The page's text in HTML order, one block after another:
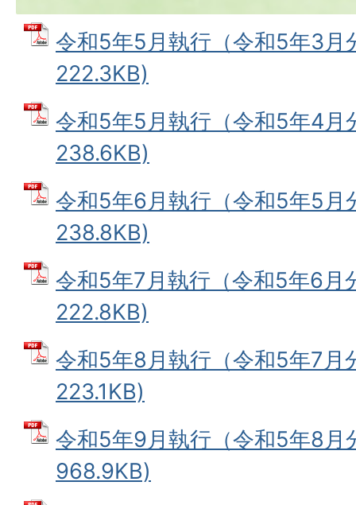
令和5年5月執行（令和5年3月
222.3KB)
令和5年5月執行（令和5年4月
238.6KB)
令和5年6月執行（令和5年5月
238.8KB)
令和5年7月執行（令和5年6月
222.8KB)
令和5年8月執行（令和5年7月
223.1KB)
令和5年9月執行（令和5年8月
968.9KB)